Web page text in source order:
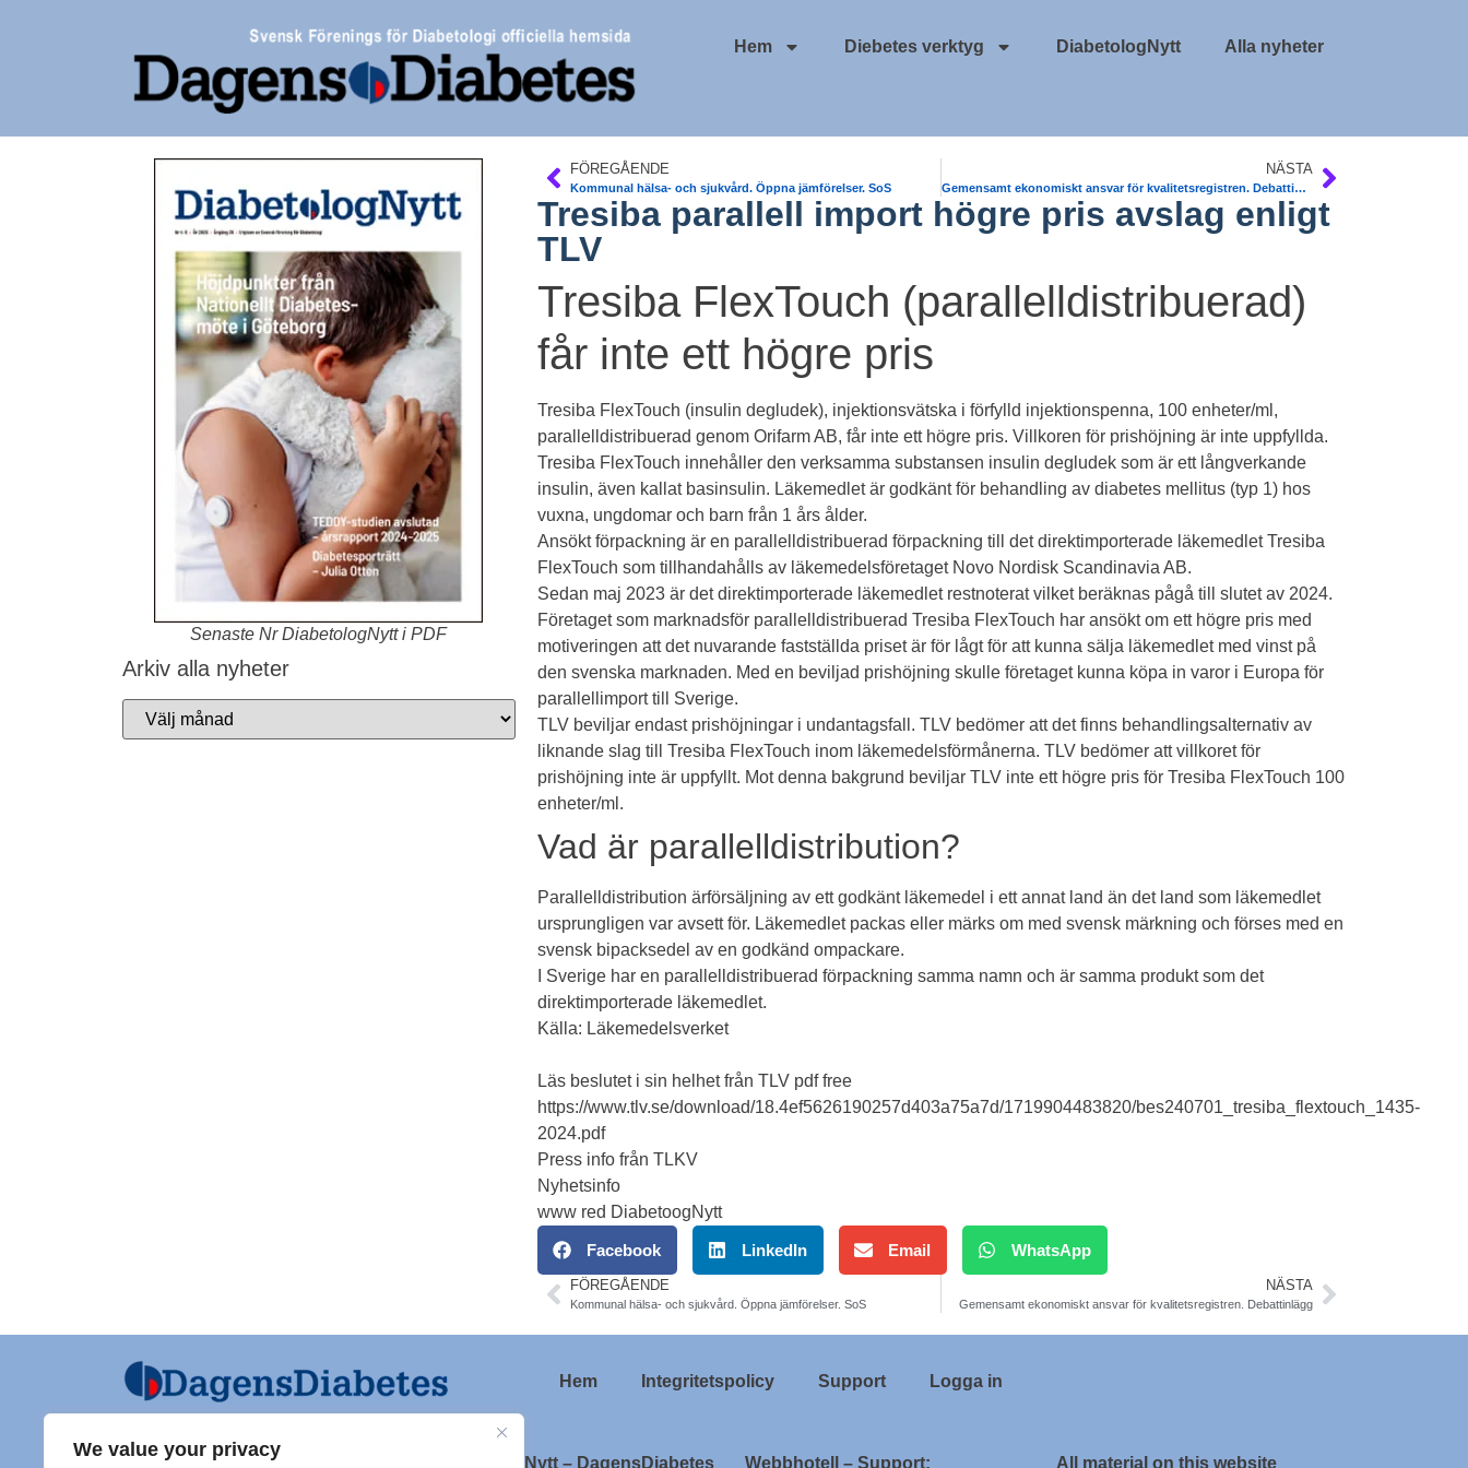
We value your privacy
Hem Diebetes verktyg DiabetologNytt Alla nyheter
Senaste Nr DiabetologNytt i PDF
Arkiv alla nyheter
FÖREGÅENDE
Kommunal hälsa- och sjukvård. Öppna jämförelser. SoS
NÄSTA
Gemensamt ekonomiskt ansvar för kvalitetsregistren. Debattinlägg
Tresiba parallell import högre pris avslag enligt
TLV
Tresiba FlexTouch (parallelldistribuerad)
får inte ett högre pris
Tresiba FlexTouch (insulin degludek), injektionsvätska i förfylld injektionspenna, 100 enheter/ml,
parallelldistribuerad genom Orifarm AB, får inte ett högre pris. Villkoren för prishöjning är inte uppfyllda.
Tresiba FlexTouch innehåller den verksamma substansen insulin degludek som är ett långverkande
insulin, även kallat basinsulin. Läkemedlet är godkänt för behandling av diabetes mellitus (typ 1) hos
vuxna, ungdomar och barn från 1 års ålder.
Ansökt förpackning är en parallelldistribuerad förpackning till det direktimporterade läkemedlet Tresiba
FlexTouch som tillhandahålls av läkemedelsföretaget Novo Nordisk Scandinavia AB.
Sedan maj 2023 är det direktimporterade läkemedlet restnoterat vilket beräknas pågå till slutet av 2024.
Företaget som marknadsför parallelldistribuerad Tresiba FlexTouch har ansökt om ett högre pris med
motiveringen att det nuvarande fastställda priset är för lågt för att kunna sälja läkemedlet med vinst på
den svenska marknaden. Med en beviljad prishöjning skulle företaget kunna köpa in varor i Europa för
parallellimport till Sverige.
TLV beviljar endast prishöjningar i undantagsfall. TLV bedömer att det finns behandlingsalternativ av
liknande slag till Tresiba FlexTouch inom läkemedelsförmånerna. TLV bedömer att villkoret för
prishöjning inte är uppfyllt. Mot denna bakgrund beviljar TLV inte ett högre pris för Tresiba FlexTouch 100
enheter/ml.
Vad är parallelldistribution?
Parallelldistribution ärförsäljning av ett godkänt läkemedel i ett annat land än det land som läkemedlet
ursprungligen var avsett för. Läkemedlet packas eller märks om med svensk märkning och förses med en
svensk bipacksedel av en godkänd ompackare.
I Sverige har en parallelldistribuerad förpackning samma namn och är samma produkt som det
direktimporterade läkemedlet.
Källa: Läkemedelsverket
Läs beslutet i sin helhet från TLV pdf free
https://www.tlv.se/download/18.4ef5626190257d403a75a7d/1719904483820/bes240701_tresiba_flextouch_1435-
2024.pdf
Press info från TLKV
Nyhetsinfo
www red DiabetoogNytt
Facebook LinkedIn Email WhatsApp
FÖREGÅENDE
Kommunal hälsa- och sjukvård. Öppna jämförelser. SoS
NÄSTA
Gemensamt ekonomiskt ansvar för kvalitetsregistren. Debattinlägg
Hem Integritetspolicy Support Logga in
Ansvarig utgivare och Ordf SFD DiabetologNytt – DagensDiabetes Webbhotell – Support: All material on this website